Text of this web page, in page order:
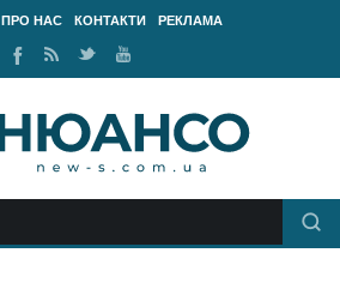
ПРО НАС КОНТАКТИ РЕКЛАМА
Ми
у
RSS
стрічка
Ми
Наш
канал